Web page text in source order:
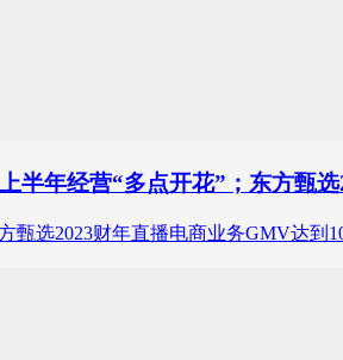
半年经营“多点开花”；东方甄
选2023财年直播电商业务GMV达到